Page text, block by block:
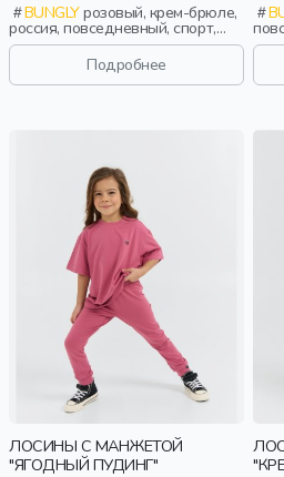
BUNGLYрозовый, крем-брюле,
россия, повседневный, спорт,
актив, девочки, малыши,
дошкольники, дети
Подробнее
ЛОСИНЫ С МАНЖЕТОЙ
"ЯГОДНЫЙ ПУДИНГ"